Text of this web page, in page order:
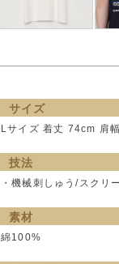
サイズ
Lサイズ 着丈 74cm 肩
技法
・機械刺しゅう/スクリ
素材
綿100%